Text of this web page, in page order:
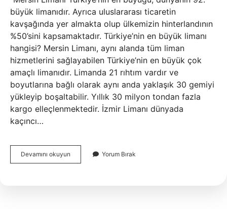
büyük limanıdır. Ayrıca uluslararası ticaretin
kavşağında yer almakta olup ülkemizin hinterlandının
%50’sini kapsamaktadır. Türkiye’nin en büyük limanı
hangisi? Mersin Limanı, aynı alanda tüm liman
hizmetlerini sağlayabilen Türkiye’nin en büyük çok
amaçlı limanıdır. Limanda 21 rıhtım vardır ve
boyutlarına bağlı olarak aynı anda yaklaşık 30 gemiyi
yükleyip boşaltabilir. Yıllık 30 milyon tondan fazla
kargo elleçlenmektedir. İzmir Limanı dünyada
kaçıncı…
Devamını okuyun Dünyanın
En
Yorum Bırak